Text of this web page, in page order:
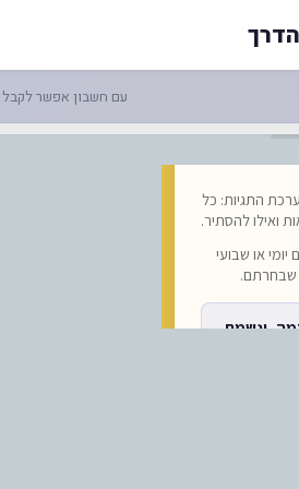
של ישראל
עם חשבון אפשר לקבל